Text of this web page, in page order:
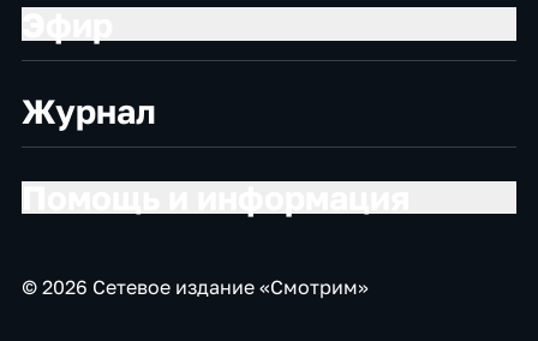
Журнал
© 2026 Сетевое издание «Смотрим»